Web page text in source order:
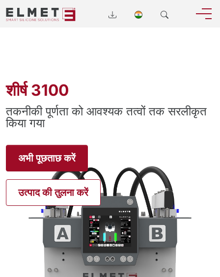
शीर्ष 3100
तकनीकी पूर्णता को आवश्यक तत्वों तक सरलीकृत
किया गया
अभी पूछताछ करें
उत्पाद की तुलना करें